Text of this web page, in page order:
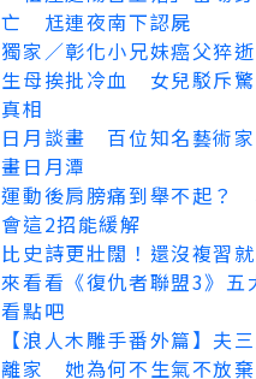
亡 尪連夜南下認屍
獨家／彰化小兄妹癌父猝逝
生母挨批冷血 女兒駁斥驚
真相
日月談畫 百位知名藝術
畫日月潭
運動後肩膀痛到舉不起？
會這2招能緩解
比史詩更壯闊！還沒複習
來看看《復仇者聯盟3》五
看點吧
【浪人木雕手番外篇】夫
離家 她為何不生氣不放棄